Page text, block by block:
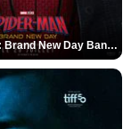
Spider-Man: Brand New Day Bande-annonce (3) VO STFR